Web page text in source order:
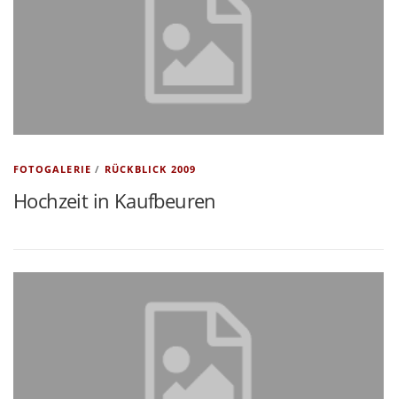
FOTOGALERIE / RÜCKBLICK 2009
Hochzeit in Kaufbeuren